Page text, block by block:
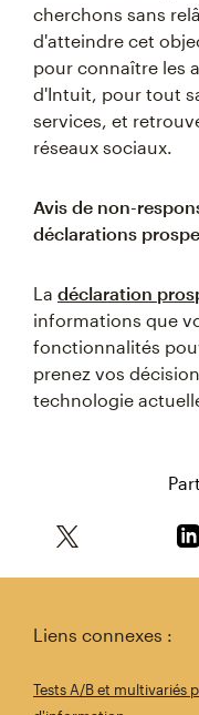
cherchons sans
d'atteindre cet
pour connaître les
d'Intuit, pour tout
services, et
réseaux sociaux.
Avis de non-
déclarations
La déclaration
informations que
fonctionnalités
prenez vos
technologie
Liens connexes :
Tests A/B et multivariés